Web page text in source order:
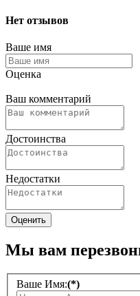
Нет отзывов
Ваше имя
Оценка
Ваш комментарий
Достоинства
Недостатки
Мы вам
Ваше Имя:(*)